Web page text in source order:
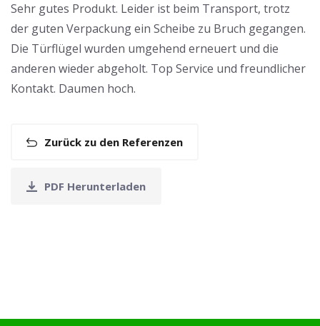
Sehr gutes Produkt. Leider ist beim Transport, trotz
der guten Verpackung ein Scheibe zu Bruch gegangen.
Die Türflügel wurden umgehend erneuert und die
anderen wieder abgeholt. Top Service und freundlicher
Kontakt. Daumen hoch.
Zurück zu den Referenzen
PDF Herunterladen